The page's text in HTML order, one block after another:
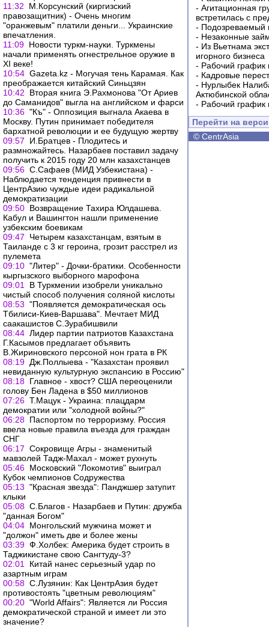
11:32
М.Корсунский (киргизский
правозащитник) - Очень многим
"оранжевым" платили деньги... Украинские
впечатления.
11:09 Новости туркм-науки. Туркмены
начали применять огнестрельное оружие в
XI веке!
10:54 Gazeta.kz - Могучая тень Карамая. Как
преображается китайский Синьцзян
10:42
Вторая книга Э.Рахмонова "От Ариев
до Саманидов" выгла на английском и фарси
10:36 "Къ" - Оппозиция выгнала Акаева в
Москву. Путин принимает победителя
бархатной революции и ее будущую жертву
09:57
И.Братцев - Плодитесь и
размножайтесь. Назарбаев поставил задачу
получить к 2015 году 20 млн казахстанцев
09:56 С.Сафаев (МИД Узбекистана) -
Наблюдается тенденция привнести в
ЦентрАзию чуждые идеи радикальной
демократизации
09:50 Возвращение Тахира Юлдашева.
Кабул и Вашингтон нашли применение
узбекским боевикам
09:47
Четырем казахстанцам, взятым в
Таиланде с 3 кг героина, грозит расстрел из
пулемета
09:10 "Литер" - Дочки-братики. Особенности
кыргызского выборного марофона
09:01
В Туркмении изобрели уникально
чистый способ получения соляной кислоты
08:53 "Появляется демократическая ось
Тбилиси-Киев-Варшава". Мечтает МИД
саакашистов С.Зурабишвили
08:44 Лидер партии патриотов Казахстана
Г.Касымов предлагает объявить
В.Жириновского персоной нон грата в РК
08:19 Дж.Поллыева - "Казахстан проявил
невиданную культурную экспансию в Россию"
08:18 Главное - хвост? США переоценили
голову Бен Ладена в $50 миллионов
07:26 Т.Мацук - Украина: плацдарм
демократии или "холодной войны?"
06:28 Паспортом по терроризму. Россия
ввела новые правила въезда для граждан
СНГ
06:17 Сокровище Агры - знаменитый
мавзолей Тадж-Махал - может рухнуть
05:46 Московский "Локомотив" выиграл
Кубок чемпионов Содружества
05:13 "Красная звезда": Панджшер затупит
клыки
05:08 С.Благов - Назарбаев и Путин: дружба
"данная Богом"
04:04 Монгольский мужчина может и
"должон" иметь две и более жены
03:39 Ф.Холбек: Америка будет строить в
Таджикистане свою Сангтуду-3?
02:01
Китай нанес серьезный удар по
азартным играм
00:58 С.Лузянин: Как ЦентрАзия будет
противостоять "цветным революциям"
00:20 "World Affairs": Является ли Россия
демократической страной и имеет ли это
значение?
- Агитационная
встретилась с
- Подозреваемый
- Незаконные
- Из Вьетнама
игорного бизнеса
- Рабочий график
- Кадровые
- Нурлыбек
Актюбинской
- Рабочий график
Перейти на
© CentrAsia